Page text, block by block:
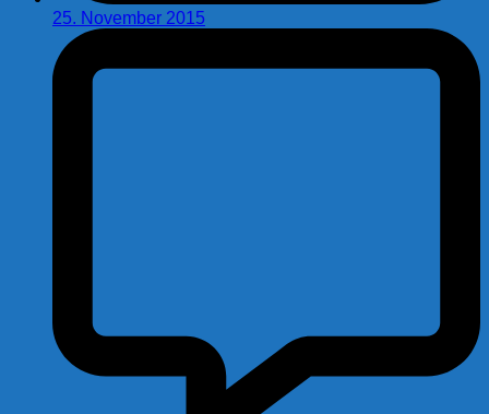
25. November 2015